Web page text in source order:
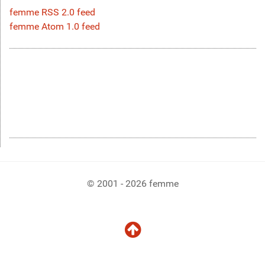
femme RSS 2.0 feed
femme Atom 1.0 feed
© 2001 - 2026 femme